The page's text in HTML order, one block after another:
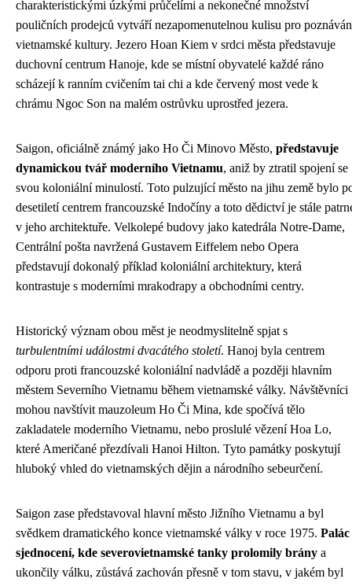
charakteristickými úzkými průčelími a nekonečné množství
pouličních prodejců vytváří nezapomenutelnou kulisu pro
vietnamské kultury. Jezero Hoan Kiem v srdci města představuje
duchovní centrum Hanoje, kde se místní obyvatelé každé ráno
scházejí k ranním cvičením tai chi a kde červený most vede k
chrámu Ngoc Son na malém ostrůvku uprostřed jezera.
Saigon, oficiálně známý jako Ho Či Minovo Město, představuje
dynamickou tvář moderního Vietnamu, aniž by ztratil spojení se
svou koloniální minulostí. Toto pulzující město na jihu země bylo
desetiletí centrem francouzské Indočíny a toto dědictví je stále
v jeho architektuře. Velkolepé budovy jako katedrála Notre-Dame,
Centrální pošta navržená Gustavem Eiffelem nebo Opera
představují dokonalý příklad koloniální architektury, která
kontrastuje s moderními mrakodrapy a obchodními centry.
Historický význam obou měst je neodmyslitelně spjat s
turbulentními událostmi dvacátého století. Hanoj byla centrem
odporu proti francouzské koloniální nadvládě a později hlavním
městem Severního Vietnamu během vietnamské války. Návštěvníci
mohou navštívit mauzoleum Ho Či Mina, kde spočívá tělo
zakladatele moderního Vietnamu, nebo proslulé vězení Hoa Lo,
které Američané přezdívali Hanoi Hilton. Tyto památky poskytují
hluboký vhled do vietnamských dějin a národního sebeurčení.
Saigon zase představoval hlavní město Jižního Vietnamu a byl
svědkem dramatického konce vietnamské války v roce 1975. Palác
sjednocení, kde severovietnamské tanky prolomily brány a
ukončily válku, zůstává zachován přesně v tom stavu, v jakém byl